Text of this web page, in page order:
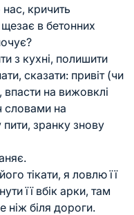
кричить
в бетонних
з кухні, полишити
сказати: привіт (чи
на вижовклі
словами на
зранку знову
тікати, я ловлю її
її вбік арки, там
ніж біля дороги.